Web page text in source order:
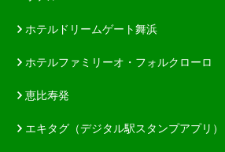
ホテルドリームゲート舞浜
ホテルファミリーオ・フォルクローロ
恵比寿発
エキタグ（デジタル駅スタンプアプリ）